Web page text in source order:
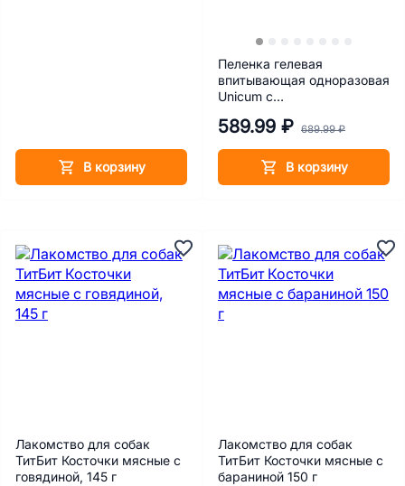
В корзину
Пеленка гелевая
впитывающая одноразовая
Unicum с
см, 30 шт
589.99 ₽ 689.99 ₽
В корзину
Лакомство для собак
ТитБит Косточки мясные с
говядиной, 145 г
Лакомство для собак
ТитБит Косточки мясные с
бараниной 150 г